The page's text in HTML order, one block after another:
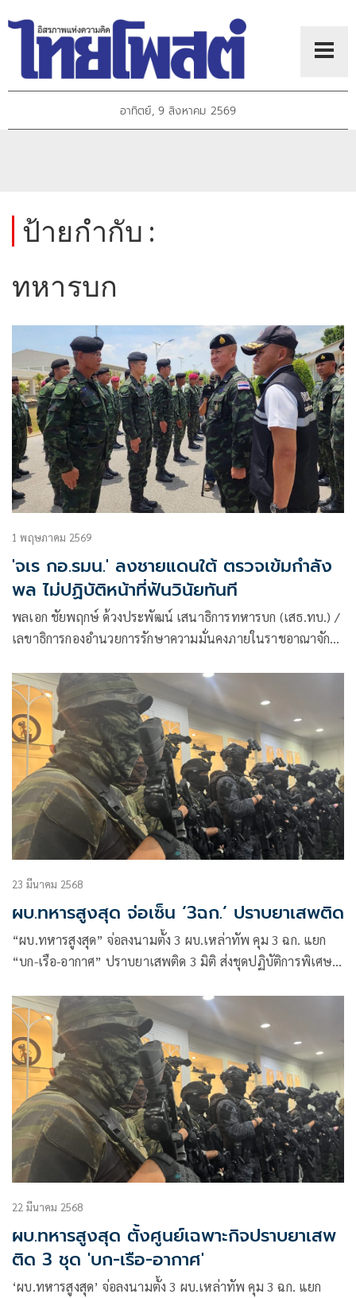
อาทิตย์, 9 สิงหาคม 2569
ป้ายกำกับ :
ทหารบก
1 พฤษภาคม 2569
'จเร กอ.รมน.' ลงชายแดนใต้ ตรวจเข้มกำลัง
พล ไม่ปฏิบัติหน้าที่ฟันวินัยทันที
พลเอก ชัยพฤกษ์ ด้วงประพัฒน์ เสนาธิการทหารบก (เสธ.ทบ.) /
เลขาธิการกองอำนวยการรักษาความมั่นคงภายในราชอาณาจักร
23 มีนาคม 2568
ผบ.ทหารสูงสุด จ่อเซ็น ‘3ฉก.’ ปราบยาเสพติด
“ผบ.ทหารสูงสุด” จ่อลงนามตั้ง 3 ผบ.เหล่าทัพ คุม 3 ฉก. แยก
“บก-เรือ-อากาศ” ปราบยาเสพติด 3 มิติ ส่งชุดปฏิบัติการพิเศษ
22 มีนาคม 2568
ผบ.ทหารสูงสุด ตั้งศูนย์เฉพาะกิจปราบยาเสพ
ติด 3 ชุด 'บก-เรือ-อากาศ'
‘ผบ.ทหารสูงสุด’ จ่อลงนามตั้ง 3 ผบ.เหล่าทัพ คุม 3 ฉก. แยก